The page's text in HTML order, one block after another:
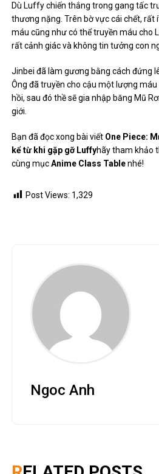
Dù Luffy chiến thắng trong gang tấc
thương nặng. Trên bờ vực cái chết, rất
máu cũng như có thể truyền máu cho
rất cảnh giác và không tin tưởng con
Jinbei đã làm gương bằng cách đứng
Ông đã truyền cho cậu một lượng
hồi, sau đó thề sẽ gia nhập băng Mũ
giới.
Bạn đã đọc xong bài viết One Piece:
kể từ khi gặp gỡ Luffyhãy tham khảo
cùng mụcAnime Class Tablenhé!
Post Views: 1,329
Ngoc Anh